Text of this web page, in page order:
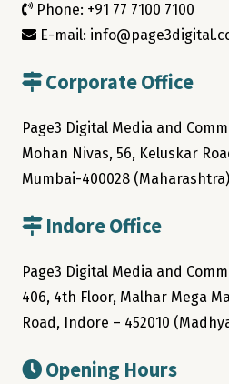
Phone: +91 77 7100 7100
E-mail:
Corporate Office
Page3 Digital Media and
Mohan Nivas, 56, Keluskar
Mumbai-400028 (Maharashtra)
Indore Office
Page3 Digital Media and
406, 4th Floor, Malhar Mega
Road, Indore – 452010
Opening Hours